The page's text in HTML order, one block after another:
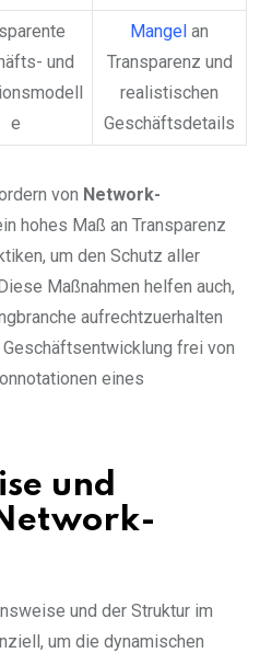
und
e
Mangel an
Transparenz und
realistischen
Geschäftsdetails
von Network-
hohes Maß an Transparenz
um den Schutz aller
Maßnahmen helfen auch,
aufrechtzuerhalten
frei von
eines
und
und der Struktur im
um die dynamischen